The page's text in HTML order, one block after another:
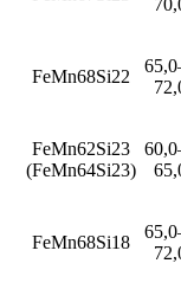
FeMn68Si22
FeMn62Si23
(FeMn64Si23)
FeMn68Si18